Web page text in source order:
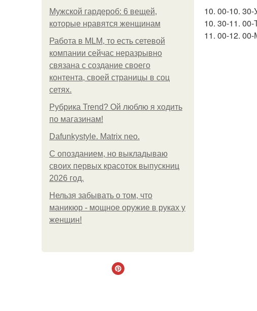
Мужской гардероб: 6 вещей,
которые нравятся женщинам
Работа в MLM, то есть сетевой
компании сейчас неразрывно
связана с создание своего
контента, своей страницы в соц
сетях.
Рубрика Trend? Ой люблю я ходить
по магазинам!
Dafunkystyle. Matrix neo.
С опозданием, но выкладываю
своих первых красоток выпускниц
2026 год.
Нельзя забывать о том, что
маникюр - мощное оружие в руках у
женщин!
10. 00-10.
10. 30-11.
11. 00-12. 00-